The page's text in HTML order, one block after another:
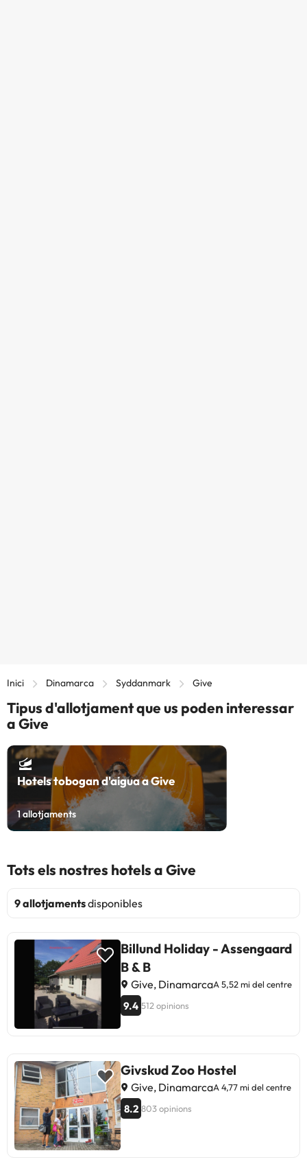
Inici Dinamarca Syddanmark Give
Tipus d'allotjament que us poden interessar
a Give
Hotels tobogan d'aigua a Give
1 allotjaments
Tots els nostres hotels a Give
9 allotjamentsdisponibles
Billund Holiday - Assengaard
B & B
Give, DinamarcaA 5,52 mi del centre
9.4 512 opinions
Givskud Zoo Hostel
Give, DinamarcaA 4,77 mi del centre
8.2 803 opinions